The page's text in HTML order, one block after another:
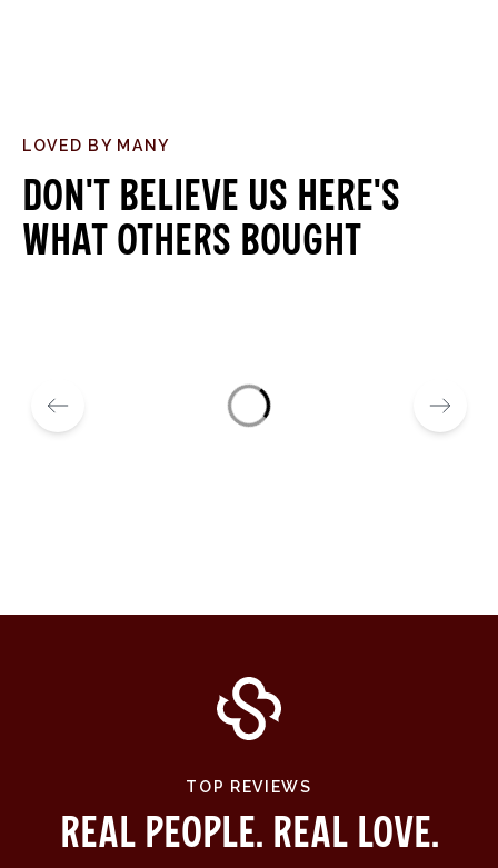
LOVED BY MANY
Don't believe us here's
what others bought
TOP REVIEWS
Real People. Real Love.